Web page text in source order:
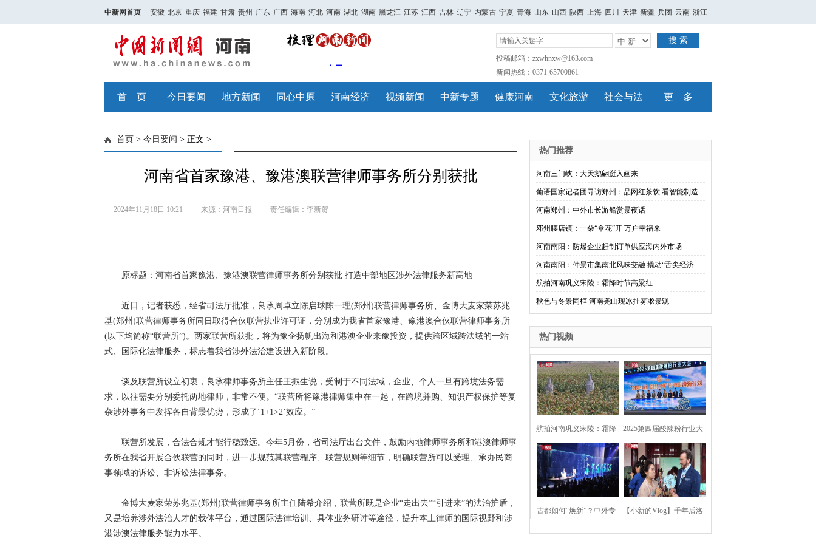
中新网首页 安徽 北京 重庆 福建 甘肃 贵州 广东 广西 海南 河北 河南 湖北 湖南 黑龙江 江苏 江西 吉林 辽宁 内蒙古 宁夏 青海 山东 山西 陕西 上海 四川 天津 新疆 兵团 云南 浙江
搜 索
投稿邮箱：zxwhnxw@163.com
新闻热线：0371-65700861
首 页 今日要闻 地方新闻 同心中原 河南经济 视频新闻 中新专题 健康河南 文化旅游 社会与法 更 多
首页 > 今日要闻 > 正文 >
河南省首家豫港、豫港澳联营律师事务所分别获批
2024年11月18日 10:21 来源：河南日报 责任编辑：李新贺
原标题：河南省首家豫港、豫港澳联营律师事务所分别获批 打造中部地区涉外法律服务新高地
近日，记者获悉，经省司法厅批准，良承周卓立陈启球陈一理(郑州)联营律师事务所、金博大麦家荣苏兆
基(郑州)联营律师事务所同日取得合伙联营执业许可证，分别成为我省首家豫港、豫港澳合伙联营律师事务所
(以下均简称“联营所”)。两家联营所获批，将为豫企扬帆出海和港澳企业来豫投资，提供跨区域跨法域的一站
式、国际化法律服务，标志着我省涉外法治建设进入新阶段。
谈及联营所设立初衷，良承律师事务所主任王振生说，受制于不同法域，企业、个人一旦有跨境法务需
求，以往需要分别委托两地律师，非常不便。“联营所将豫港律师集中在一起，在跨境并购、知识产权保护等复
杂涉外事务中发挥各自背景优势，形成了‘1+1>2’效应。”
联营所发展，合法合规才能行稳致远。今年5月份，省司法厅出台文件，鼓励内地律师事务所和港澳律师事
务所在我省开展合伙联营的同时，进一步规范其联营程序、联营规则等细节，明确联营所可以受理、承办民商
事领域的诉讼、非诉讼法律事务。
金博大麦家荣苏兆基(郑州)联营律师事务所主任陆希介绍，联营所既是企业“走出去”“引进来”的法治护盾，
又是培养涉外法治人才的载体平台，通过国际法律培训、具体业务研讨等途径，提升本土律师的国际视野和涉
港涉澳法律服务能力水平。
热门推荐
河南三门峡：大天鹅翩跹入画来
葡语国家记者团寻访郑州：品网红茶饮 看智能制造
河南郑州：中外市长游船赏景夜话
邓州腰店镇：一朵“伞花”开 万户幸福来
河南南阳：防爆企业赶制订单供应海内外市场
河南南阳：仲景市集南北风味交融 撬动“舌尖经济
航拍河南巩义宋陵：霜降时节高粱红
秋色与冬景同框 河南尧山现冰挂雾凇景观
热门视频
航拍河南巩义宋陵：霜降
时节高粱红
2025第四届酸辣粉行业大
会在河南开封举行
古都如何“焕新”？中外专 【小新的Vlog】千年后洛